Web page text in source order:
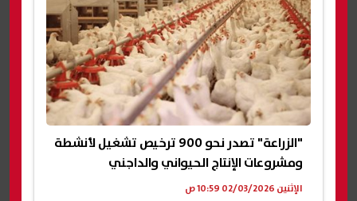
"الزراعة" تصدر نحو 900 ترخيص تشغيل لأنشطة
ومشروعات الإنتاج الحيواني والداجني
الإثنين 02/03/2026 10:59 ص